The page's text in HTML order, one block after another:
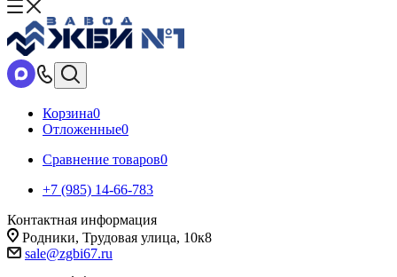
Корзина0
Отложенные0
Сравнение товаров0
+7 (985) 14-66-783
Контактная информация
Родники, Трудовая улица, 10к8
sale@zgbi67.ru